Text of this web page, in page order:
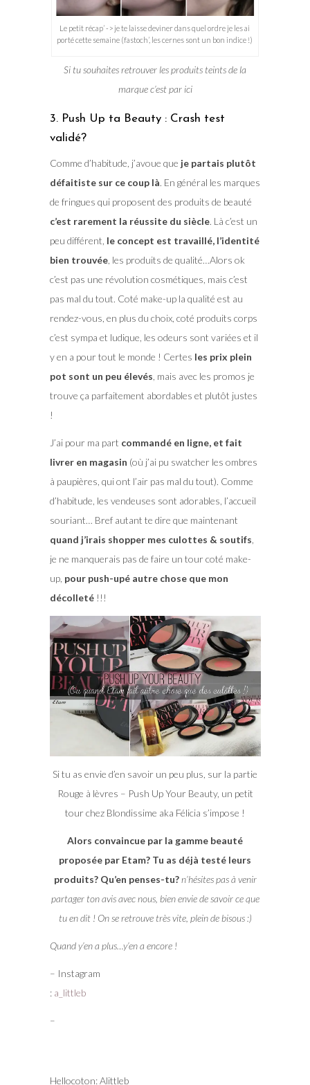
Le petit récap’ -> je te laisse deviner dans quel ordre je les ai
porté cette semaine (fastoch’, les cernes sont un bon indice !)
Si tu souhaites retrouver les produits teints de la
marque c’est par ici
3. Push Up ta Beauty : Crash test
validé?
Comme d’habitude, j’avoue que je partais plutôt
défaitiste sur ce coup là. En général les marques
de fringues qui proposent des produits de beauté
c’est rarement la réussite du siècle. Là c’est un
peu différent, le concept est travaillé, l’identité
bien trouvée, les produits de qualité…Alors ok
c’est pas une révolution cosmétiques, mais c’est
pas mal du tout. Coté make-up la qualité est au
rendez-vous, en plus du choix, coté produits corps
c’est sympa et ludique, les odeurs sont variées et il
y en a pour tout le monde ! Certes les prix plein
pot sont un peu élevés , mais avec les promos je
trouve ça parfaitement abordables et plutôt justes
!
J’ai pour ma part commandé en ligne, et fait
livrer en magasin (où j’ai pu swatcher les ombres
à paupières, qui ont l’air pas mal du tout). Comme
d’habitude, les vendeuses sont adorables, l’accueil
souriant… Bref autant te dire que maintenant
quand j’irais shopper mes culottes & soutifs
je ne manquerais pas de faire un tour coté make-
up, pour push-upé autre chose que mon
décolleté!!!
Si tu as envie d’en savoir un peu plus, sur la partie
Rouge à lèvres – Push Up Your Beauty, un petit
tour chez Blondissime aka Félicia s’impose !
Alors convaincue par la gamme beauté
proposée par Etam? Tu as déjà testé leurs
produits? Qu’en penses-tu? n’hésites pas à venir
partager ton avis avec nous, bien envie de savoir ce que
tu en dit ! On se retrouve très vite, plein de bisous :)
Quand y’en a plus…y’en a encore !
– Instagram
: a_littleb
–
Hellocoton: Alittleb